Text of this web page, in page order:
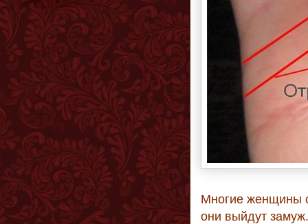
Многие женщины
они выйдут